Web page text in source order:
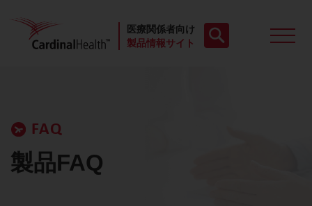
医療関係者向け
製品情報サイト
FAQ
製品FAQ